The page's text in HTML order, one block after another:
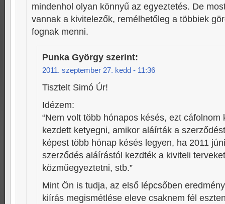
mindenhol olyan könnyű az egyeztetés. De
vannak a kivitelezők, remélhetőleg a többiek
fognak menni.
Punka György szerint:
2011. szeptember 27. kedd - 11:36
Tisztelt Simó Úr!
Idézem:
“Nem volt több hónapos késés, ezt cáfolnom
kezdett ketyegni, amikor aláírták a
képest több hónap késés legyen, ha 2011
szerződés aláírástól kezdték a kiviteli
közműegyeztetni, stb.”
Mint Ön is tudja, az első lépcsőben
kiírás megismétlése eleve csaknem fél